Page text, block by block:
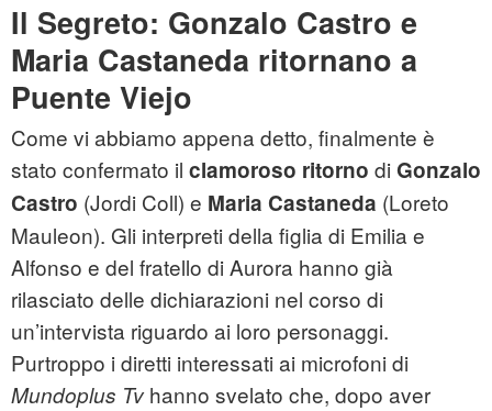
Il Segreto: Gonzalo Castro e
Maria Castaneda ritornano a
Puente Viejo
Come vi abbiamo appena detto, finalmente è
stato confermato il clamoroso ritorno di Gonzalo
Castro (Jordi Coll) e Maria Castaneda (Loreto
Mauleon). Gli interpreti della figlia di Emilia e
Alfonso e del fratello di Aurora hanno già
rilasciato delle dichiarazioni nel corso di
un’intervista riguardo ai loro personaggi.
Purtroppo i diretti interessati ai microfoni di
Mundoplus Tvhanno svelato che, dopo aver